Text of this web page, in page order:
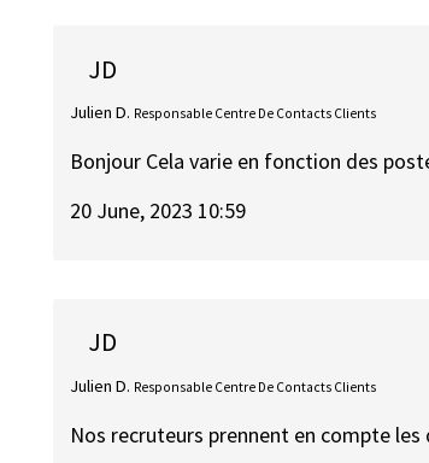
JD
Julien D. Responsable Centre De Contacts Clients
Bonjour Cela varie en fonction des
20 June, 2023 10:59
JD
Julien D. Responsable Centre De Contacts Clients
Nos recruteurs prennent en compte